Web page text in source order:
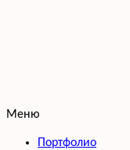
Меню
Портфолио